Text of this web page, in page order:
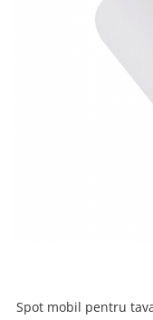
Spot mobil pentru